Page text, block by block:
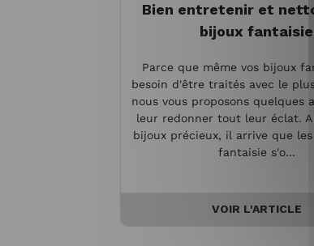
Bien entretenir et
bijoux fantaisie
Parce que même vos bijoux
besoin d'être traités avec le plus
nous vous proposons quelques
leur redonner tout leur éclat. A
bijoux précieux, il arrive que les
fantaisie s'o...
VOIR L'ARTICLE